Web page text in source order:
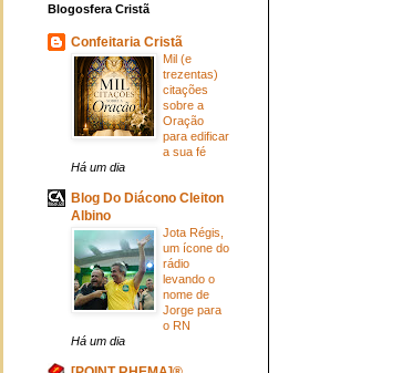
Blogosfera Cristã
Confeitaria Cristã
Mil (e
trezentas)
citações
sobre a
Oração
para edificar
a sua fé
Há um dia
Blog Do Diácono Cleiton
Albino
Jota Régis,
um ícone do
rádio
levando o
nome de
Jorge para
o RN
Há um dia